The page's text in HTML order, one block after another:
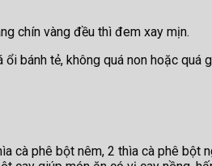
chín vàng đều thì đem xay mịn.
bánh tẻ, không quá non hoặc quá
cà phê bột nêm, 2 thìa cà phê bột